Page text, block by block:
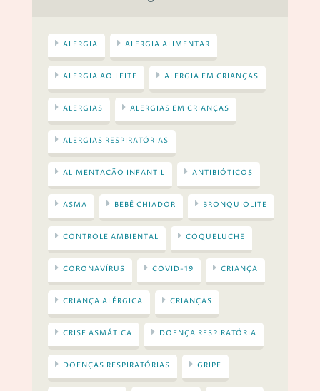
ALERGIA ALERGIA ALIMENTAR
ALERGIA AO LEITE ALERGIA EM CRIANÇAS
ALERGIAS ALERGIAS EM CRIANÇAS
ALERGIAS RESPIRATÓRIAS
ALIMENTAÇÃO INFANTIL ANTIBIÓTICOS
ASMA BEBÊ CHIADOR BRONQUIOLITE
CONTROLE AMBIENTAL COQUELUCHE
CORONAVÍRUS COVID-19 CRIANÇA
CRIANÇA ALÉRGICA CRIANÇAS
CRISE ASMÁTICA DOENÇA RESPIRATÓRIA
DOENÇAS RESPIRATÓRIAS GRIPE